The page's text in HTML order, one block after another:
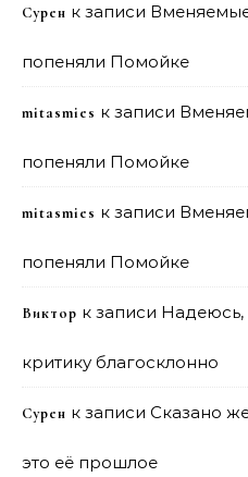
Сурен к записи
попеняли Помойке
mitasmies к записи
попеняли Помойке
mitasmies к записи
попеняли Помойке
Виктор к записи
критику благосклонно
Сурен к записи Сказано
это её прошлое